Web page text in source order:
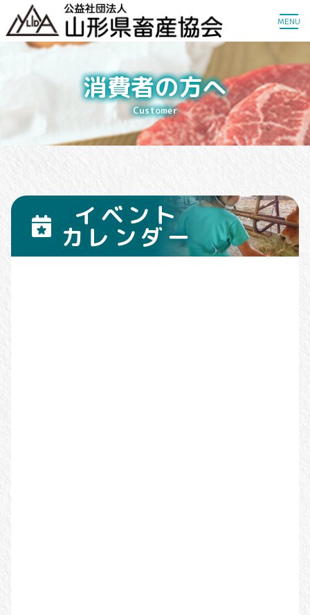
MENU
消費者の方へ
Customer
イベント
カレンダー